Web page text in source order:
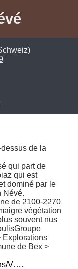
de la
qui part de
qui est
dominé par le
Névé.
de 2100-2270
végétation
souvent nus
Explorations
de Bex >
V….